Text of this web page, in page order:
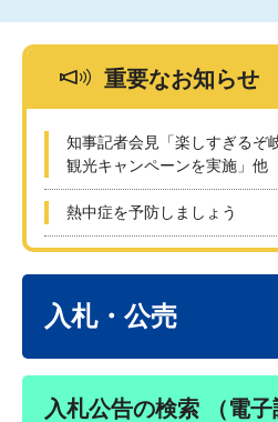
重要なお知らせ
知事記者会見「楽しすぎるぞ
観光キャンペーンを実施」他
熱中症を予防しましょう
入札・公売
入札公告の検索 （電子